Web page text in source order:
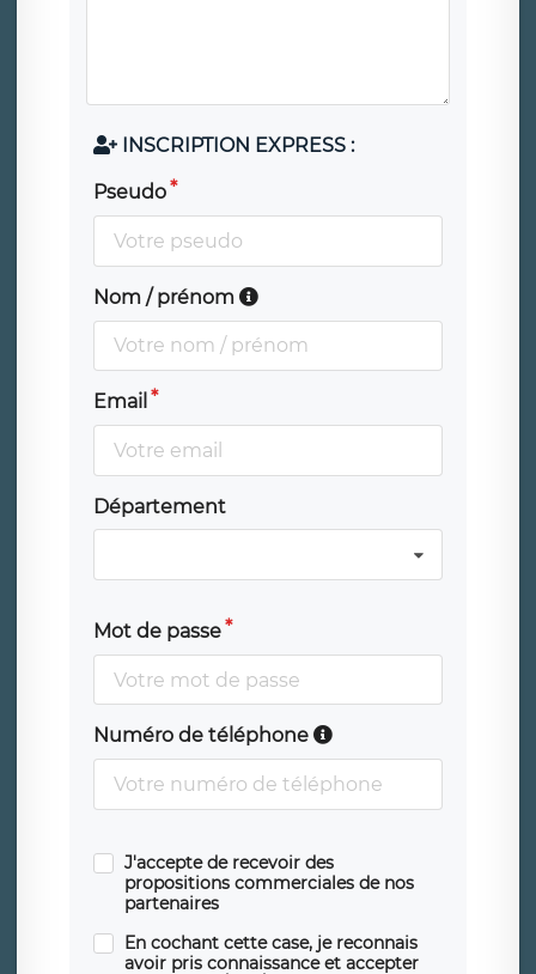
INSCRIPTION EXPRESS :
Pseudo
Nom / prénom
Email
Département
Mot de passe
Numéro de téléphone
J'accepte de recevoir des
propositions commerciales de nos
partenaires
En cochant cette case, je reconnais
avoir pris connaissance et accepter